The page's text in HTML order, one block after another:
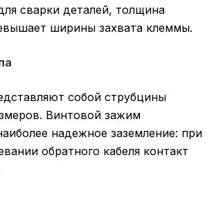
сварки деталей, толщина
ширины захвата клеммы.
собой струбцины
Винтовой зажим
надежное заземление: при
обратного кабеля контакт